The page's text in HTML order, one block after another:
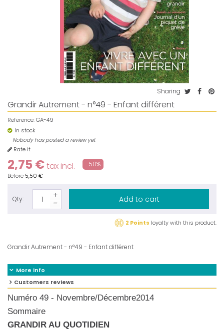
Sharing
Grandir Autrement - n°49 - Enfant différent
Reference:GA-49
In stock
Nobody has posted a review yet
Rate it
2,75 €tax incl. -50%
Before 5,50 €
Qty: Add to cart
2 Points loyalty with this product.
Grandir Autrement - n°49 - Enfant différent
More info
Customers reviews
Numéro 49 - Novembre/Décembre2014
Sommaire
GRANDIR AU QUOTIDIEN